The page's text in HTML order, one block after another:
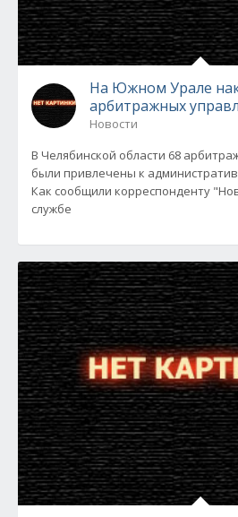
На Южном Урале
арбитражных
Новости
В Челябинской области 68
были привлечены к
Как сообщили корреспонденту
службе